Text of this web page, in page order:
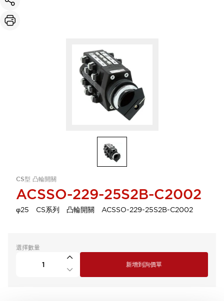
CS型 凸輪開關
ACSSO-229-25S2B-C2002
φ25 CS系列 凸輪開關 ACSSO-229-25S2B-C2002
選擇數量
新增到詢價單